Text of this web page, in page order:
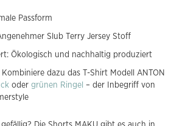
Passform
Slub Terry Jersey Stoff
Ökologisch und nachhaltig produziert
Kombiniere dazu das T-Shirt Modell ANTON
oder grünen Ringel – der Inbegriff von